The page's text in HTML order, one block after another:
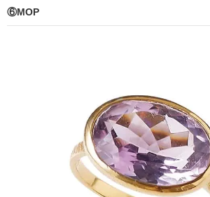
⑥MOP